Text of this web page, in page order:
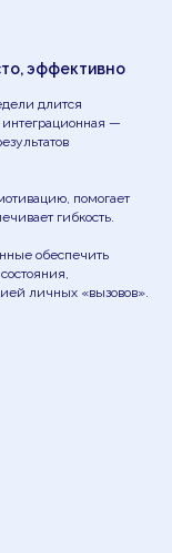
эффективно
длится
интеграционная —
помогает
гибкость.
обеспечить
личных «вызовов».